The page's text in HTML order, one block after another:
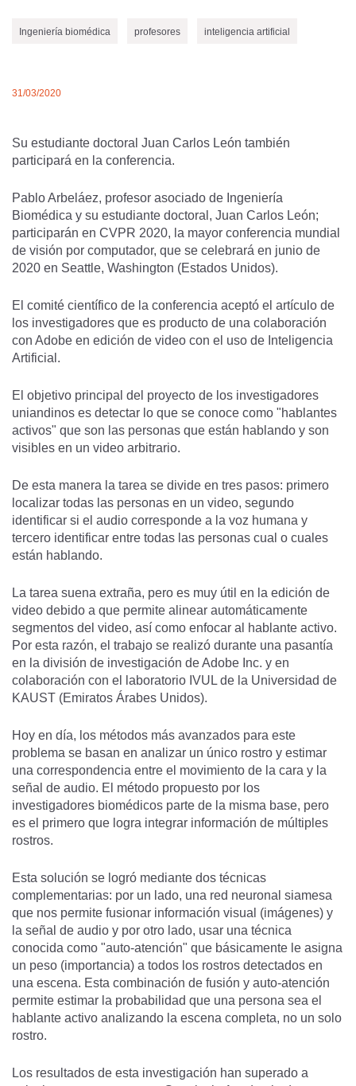
Ingeniería biomédica profesores inteligencia artificial
31/03/2020
Su estudiante doctoral Juan Carlos León también
participará en la conferencia.
Pablo Arbeláez, profesor asociado de Ingeniería
Biomédica y su estudiante doctoral, Juan Carlos León;
participarán en CVPR 2020, la mayor conferencia mundial
de visión por computador, que se celebrará en junio de
2020 en Seattle, Washington (Estados Unidos).
El comité científico de la conferencia aceptó el artículo de
los investigadores que es producto de una colaboración
con Adobe en edición de video con el uso de Inteligencia
Artificial.
El objetivo principal del proyecto de los investigadores
uniandinos es detectar lo que se conoce como "hablantes
activos" que son las personas que están hablando y son
visibles en un video arbitrario.
De esta manera la tarea se divide en tres pasos: primero
localizar todas las personas en un video, segundo
identificar si el audio corresponde a la voz humana y
tercero identificar entre todas las personas cual o cuales
están hablando.
La tarea suena extraña, pero es muy útil en la edición de
video debido a que permite alinear automáticamente
segmentos del video, así como enfocar al hablante activo.
Por esta razón, el trabajo se realizó durante una pasantía
en la división de investigación de Adobe Inc. y en
colaboración con el laboratorio IVUL de la Universidad de
KAUST (Emiratos Árabes Unidos).
Hoy en día, los métodos más avanzados para este
problema se basan en analizar un único rostro y estimar
una correspondencia entre el movimiento de la cara y la
señal de audio. El método propuesto por los
investigadores biomédicos parte de la misma base, pero
es el primero que logra integrar información de múltiples
rostros.
Esta solución se logró mediante dos técnicas
complementarias: por un lado, una red neuronal siamesa
que nos permite fusionar información visual (imágenes) y
la señal de audio y por otro lado, usar una técnica
conocida como "auto-atención" que básicamente le asigna
un peso (importancia) a todos los rostros detectados en
una escena. Esta combinación de fusión y auto-atención
permite estimar la probabilidad que una persona sea el
hablante activo analizando la escena completa, no un solo
rostro.
Los resultados de esta investigación han superado a